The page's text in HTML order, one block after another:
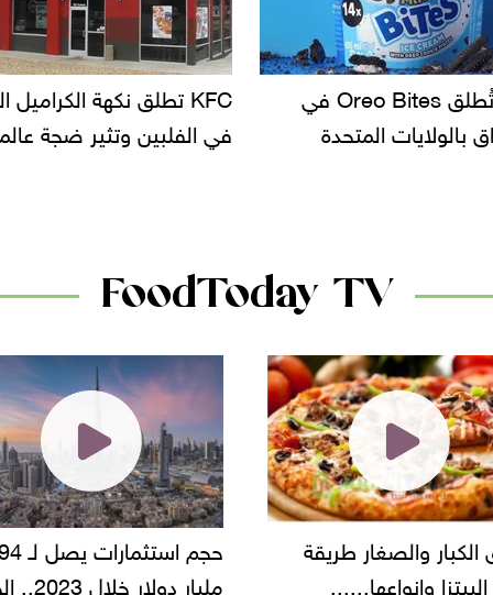
KFC تطلق نكهة الكراميل المملح
وتثير ضجة عالمية
دعوات للتحقيق في أسباب
سحب بعض ألبان
FoodToday TV
حجم استثمارات يصل لـ 94
"أمن القاهرة" يضبط
شركة مطاعم استولى على